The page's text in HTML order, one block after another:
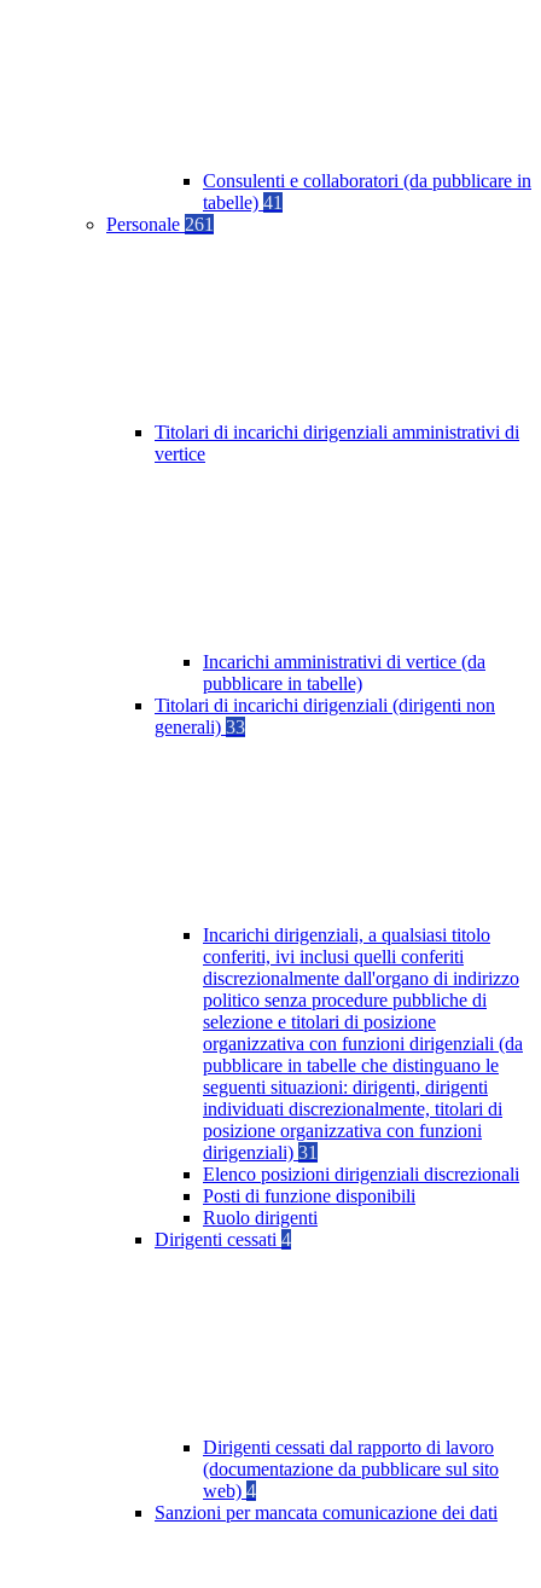
Consulenti e collaboratori (da pubblicare in
tabelle) 41
Personale 261
Titolari di incarichi dirigenziali amministrativi di
vertice
Incarichi amministrativi di vertice (da
pubblicare in tabelle)
Titolari di incarichi dirigenziali (dirigenti non
generali) 33
Incarichi dirigenziali, a qualsiasi titolo
conferiti, ivi inclusi quelli conferiti
discrezionalmente dall'organo di indirizzo
politico senza procedure pubbliche di
selezione e titolari di posizione
organizzativa con funzioni dirigenziali (da
pubblicare in tabelle che distinguano le
seguenti situazioni: dirigenti, dirigenti
individuati discrezionalmente, titolari di
posizione organizzativa con funzioni
dirigenziali) 31
Elenco posizioni dirigenziali discrezionali
Posti di funzione disponibili
Ruolo dirigenti
Dirigenti cessati 4
Dirigenti cessati dal rapporto di lavoro
(documentazione da pubblicare sul sito
web) 4
Sanzioni per mancata comunicazione dei dati